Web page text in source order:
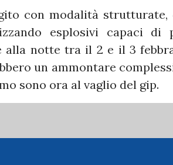
con modalità
esplosivi capaci di
alla notte tra il 2 e il 3
un ammontare
sono ora al vaglio del gip.